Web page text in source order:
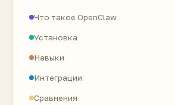
Что такое OpenClaw
Установка
Навыки
Интеграции
Сравнения